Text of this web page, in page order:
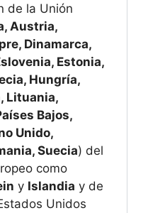
de la Unión
Austria,
Dinamarca,
Estonia,
Hungría,
Lituania,
Bajos,
Unido,
Suecia) del
como
y Islandia y de
Unidos